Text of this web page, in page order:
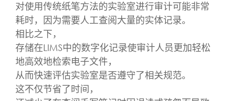
对使用传统纸笔方法的实验室进行审计可能非常
耗时，因为需要人工查阅大量的实体记录。
相比之下，
存储在LIMS中的数字化记录使审计人员更加轻松
地高效地检索电子文件，
从而快速评估实验室是否遵守了相关规范。
这不仅节省了时间，